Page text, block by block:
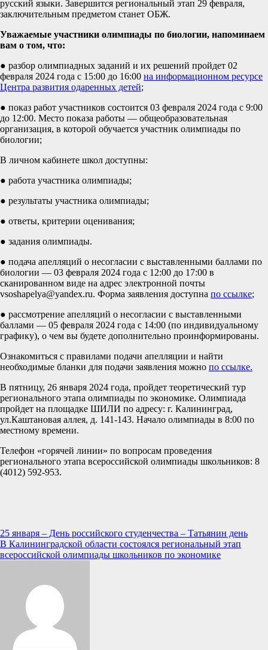
русский языки. Завершится региональный этап 29 февраля,
заключительным предметом станет ОБЖ.
Уважаемые участники олимпиады по биологии, напоминаем
вам о том, что:
● разбор олимпиадных заданий и их решений пройдет 02
февраля 2024 года с 15:00 до 16:00 на информационном ресурсе
Центра развития одаренных детей;
● показ работ участников состоится 03 февраля 2024 года с 9:00
до 12:00. Место показа работы — общеобразовательная
организация, в которой обучается участник олимпиады по
биологии;
В личном кабинете школ доступны:
● работа участника олимпиады;
● результаты участника олимпиады;
● ответы, критерии оценивания;
● задания олимпиады.
● подача апелляций о несогласии с выставленными баллами по
биологии — 03 февраля 2024 года с 12:00 до 17:00 в
сканированном виде на адрес электронной почты
vsoshapelya@yandex.ru. Форма заявления доступна по ссылке;
● рассмотрение апелляций о несогласии с выставленными
баллами — 05 февраля 2024 года с 14:00 (по индивидуальному
графику), о чем вы будете дополнительно проинформированы.
Ознакомиться с правилами подачи апелляции и найти
необходимые бланки для подачи заявления можно по ссылке.
В пятницу, 26 января 2024 года, пройдет теоретический тур
регионального этапа олимпиады по экономике. Олимпиада
пройдет на площадке ШИЛИ по адресу: г. Калининград,
ул.Каштановая аллея, д. 141-143. Начало олимпиады в 8:00 по
местному времени.
Телефон «горячей линии» по вопросам проведения
регионального этапа всероссийской олимпиады школьников: 8
(4012) 592-953.
Навигация
по
25 января – День российского студенчества – Татьянин день
В Калининградской области состоялся региональный этап
всероссийской олимпиады школьников по экономике